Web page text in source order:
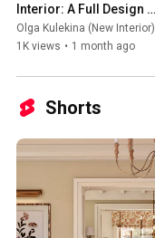
Interior: A Full Design
Project Review in Saint
Petersburg, Tapiola
Olga Kulekina (New Interior)
1K views • 1 month ago
Shorts